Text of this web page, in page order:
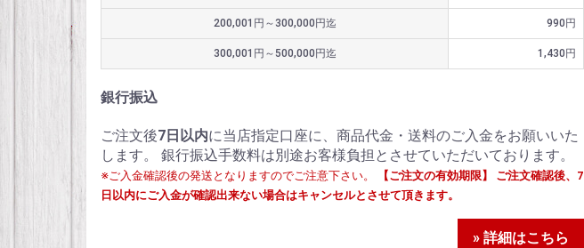
200,001円～300,000円迄 990円
300,001円～500,000円迄 1,430円
銀行振込
ご注文後7日以内に当店指定口座に、商品代金・送料のご入金をお願いいた
します。 銀行振込手数料は別途お客様負担とさせていただいております。
※ご入金確認後の発送となりますのでご注意下さい。
【ご注文の有効期限】 ご注文確認後、7
日以内にご入金が確認出来ない場合はキャンセルとさせて頂きます。
» 詳細はこちら